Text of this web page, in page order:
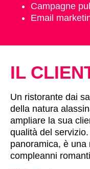
Campagne
Email
IL
Un ristorante dai
della natura
ampliare la sua
qualità del
panoramica, è
compleanni